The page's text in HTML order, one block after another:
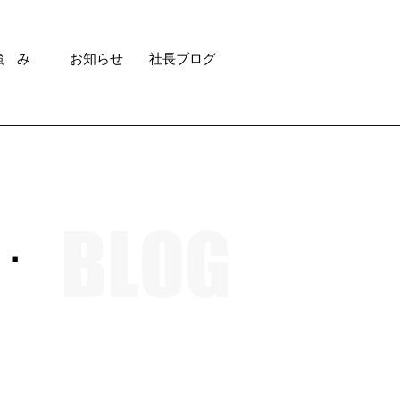
み お知らせ 社長ブログ